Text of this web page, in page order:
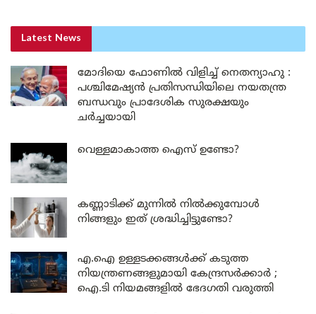
Latest News
മോദിയെ ഫോണിൽ വിളിച്ച് നെതന്യാഹു :
പശ്ചിമേഷ്യൻ പ്രതിസന്ധിയിലെ നയതന്ത്ര
ബന്ധവും പ്രാദേശിക സുരക്ഷയും
ചർച്ചയായി
വെള്ളമാകാത്ത ഐസ് ഉണ്ടോ?
കണ്ണാടിക്ക് മുന്നിൽ നിൽക്കുമ്പോൾ
നിങ്ങളും ഇത് ശ്രദ്ധിച്ചിട്ടുണ്ടോ?
എ.ഐ ഉള്ളടക്കങ്ങൾക്ക് കടുത്ത
നിയന്ത്രണങ്ങളുമായി കേന്ദ്രസർക്കാർ ;
ഐ.ടി നിയമങ്ങളിൽ ഭേദഗതി വരുത്തി